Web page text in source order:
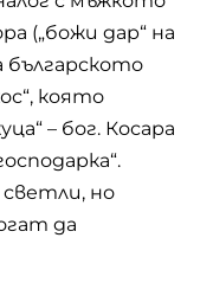
(„божи дар“ на
българското
която
– бог. Косара
но
да